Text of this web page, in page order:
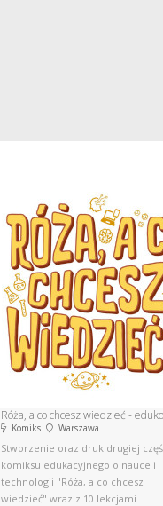
Róża, a co chcesz wiedzieć -
Komiks Warszawa
Stworzenie oraz druk drugiej
komiksu edukacyjnego o nauce i
technologii "Róża, a co chcesz
wiedzieć" wraz z 10 lekcjami